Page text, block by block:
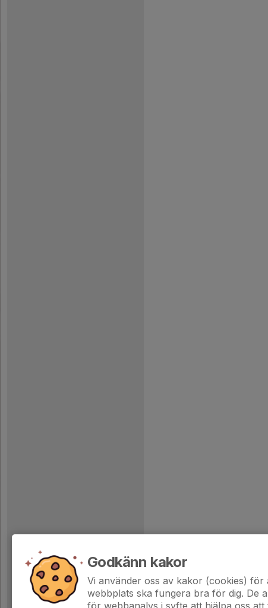
Godkänn kakor
Vi använder oss av kakor (cookies) för
webbplats ska fungera bra för dig. De
för webbanalys i syfte att hjälpa oss